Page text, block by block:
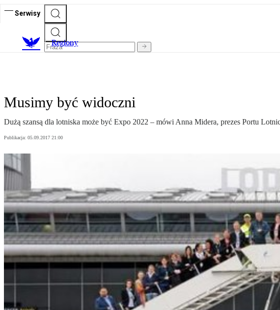
Serwisy
Regiony
Musimy być widoczni
Dużą szansą dla lotniska może być Expo 2022 – mówi Anna Midera, prezes Portu
Publikacja: 05.09.2017 21:00